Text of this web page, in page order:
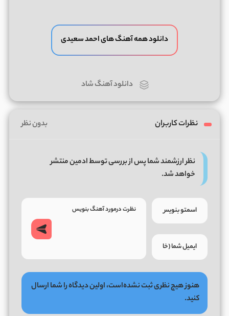
دانلود همه آهنگ های احمد سعیدی
دانلود آهنگ شاد
نظرات کاربران بدون نظر
نظر ارزشمند شما پس از بررسی توسط ادمین منتشر
خواهد شد.
هنوز هیچ نظری ثبت نشده‌است، اولین دیدگاه را شما ارسال
کنید.